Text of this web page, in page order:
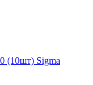
(10шт) Sigma